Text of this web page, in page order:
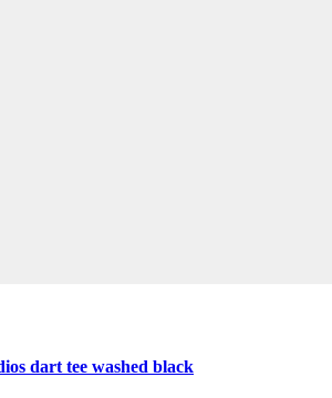
dart tee washed black